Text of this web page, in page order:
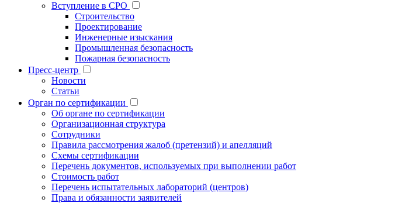
Вступление в СРО
Строительство
Проектирование
Инженерные изыскания
Промышленная безопасность
Пожарная безопасность
Пресс-центр
Новости
Статьи
Орган по сертификации
Об органе по сертификации
Организационная структура
Сотрудники
Правила рассмотрения жалоб (претензий) и апелляций
Схемы сертификации
Перечень документов, используемых при выполнении работ
Стоимость работ
Перечень испытательных лабораторий (центров)
Права и обязанности заявителей